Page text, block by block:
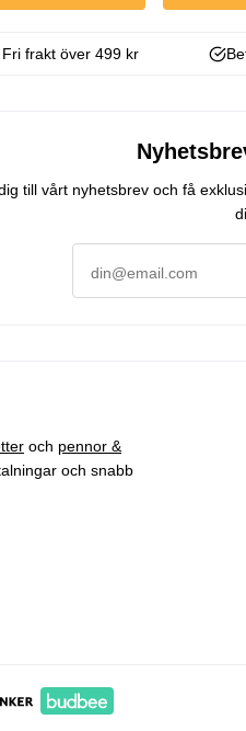
frakt över 499 kr
till vårt nyhetsbrev och få
och pennor &
och snabb